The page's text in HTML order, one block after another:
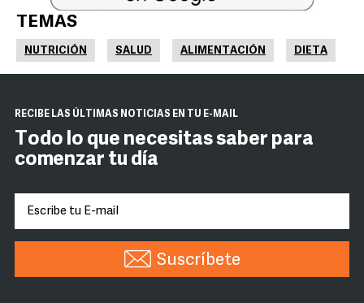
TEMAS
NUTRICIÓN SALUD ALIMENTACIÓN DIETA
RECIBE LAS ÚLTIMAS NOTICIAS EN TU E-MAIL
Todo lo que necesitas saber para
comenzar tu día
Suscríbete